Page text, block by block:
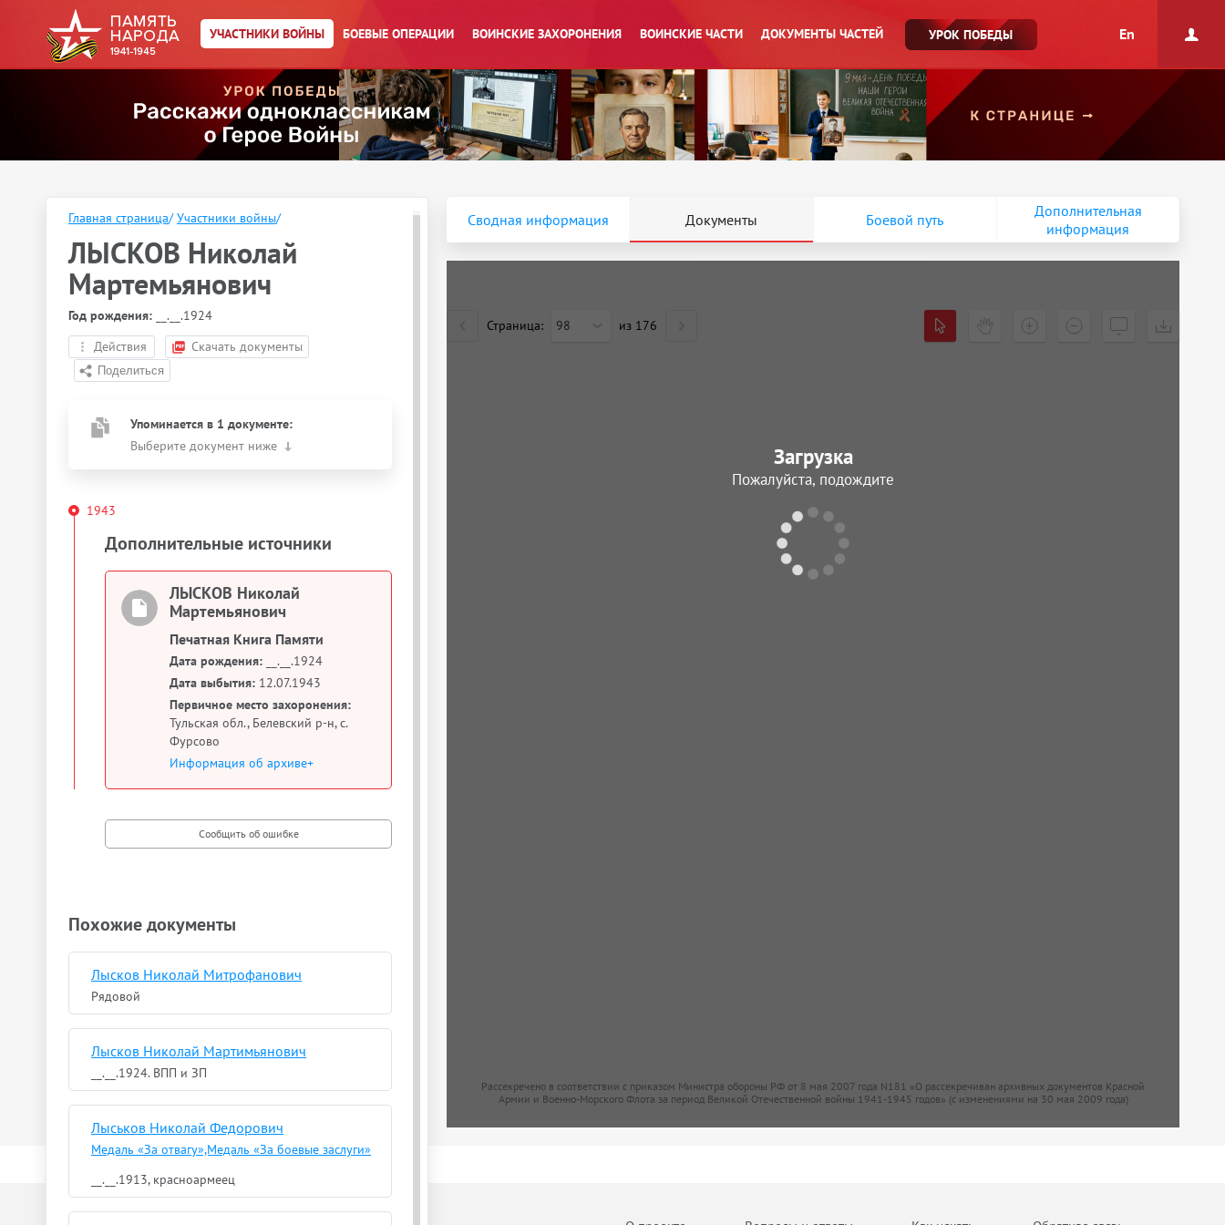
УЧАСТНИКИ ВОЙНЫ БОЕВЫЕ ОПЕРАЦИИ ВОИНСКИЕ ЗАХОРОНЕНИЯ ВОИНСКИЕ ЧАСТИ ДОКУМЕНТЫ ЧАСТЕЙ УРОК ПОБЕДЫ En
Главная страница/ Участники войны/
ЛЫСКОВ Николай
Мартемьянович
Год рождения: __.__.1924
Действия
Скачать документы
Упоминается в 1 документе:
Выберите документ ниже
1943
Дополнительные источники
ЛЫСКОВ Николай
Мартемьянович
Печатная Книга Памяти
Дата рождения: __.__.1924
Дата выбытия: 12.07.1943
Первичное место захоронения:
Тульская обл., Белевский р-н, с.
Фурсово
Информация об архиве+
Похожие документы
Лысков Николай Митрофанович
Рядовой
Лысков Николай Мартимьянович
__.__.1924. ВПП и ЗП
Лыськов Николай Федорович
Медаль «За отвагу»,Медаль «За боевые заслуги»
__.__.1913, красноармеец
Сводная информация Документы Боевой путь
Дополнительная
информация
Страница: 98 из 176
Рассекречено в соответствии с приказом Министра обороны РФ от 8 мая 2007 года N181 «О рассекречиван архивных документов Красной
Армии и Военно-Морского Флота за период Великой Отечественной войны 1941-1945 годов» (с изменениями на 30 мая 2009 года)
Загрузка
Пожалуйста, подождите